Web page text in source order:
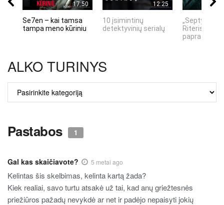
17:50
Se7en – kai tamsa
tampa meno kūriniu
12:25
10 įsimintinų
detektyvinių serialų
„Septynių
Riteris" – kai
ALKO TURINYS
TURINYS
Pastabos 1
Gal kas skaičiavote? 5 metai ago
Kelintas šis skelbimas, kelinta kartą žada?
Kiek realiai, savo turtu atsakė už tai, kad anų griežtesnės
priežiūros pažadų nevykdė ar net ir padėjo nepaisyti jokių